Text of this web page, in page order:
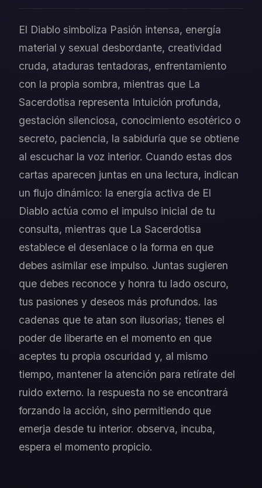
El Diablo simboliza Pasión intensa, energía
material y sexual desbordante, creatividad
cruda, ataduras tentadoras, enfrentamiento
con la propia sombra, mientras que La
Sacerdotisa representa Intuición profunda,
gestación silenciosa, conocimiento esotérico o
secreto, paciencia, la sabiduría que se obtiene
al escuchar la voz interior. Cuando estas dos
cartas aparecen juntas en una lectura, indican
un flujo dinámico: la energía activa de El
Diablo actúa como el impulso inicial de tu
consulta, mientras que La Sacerdotisa
establece el desenlace o la forma en que
debes asimilar ese impulso. Juntas sugieren
que debes reconoce y honra tu lado oscuro,
tus pasiones y deseos más profundos. las
cadenas que te atan son ilusorias; tienes el
poder de liberarte en el momento en que
aceptes tu propia oscuridad y, al mismo
tiempo, mantener la atención para retírate del
ruido externo. la respuesta no se encontrará
forzando la acción, sino permitiendo que
emerja desde tu interior. observa, incuba,
espera el momento propicio.